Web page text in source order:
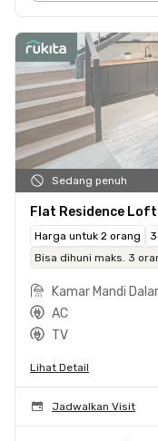
Sedang penuh
Flat Residence Loft
Harga untuk 2 orang
Bisa dihuni maks. 3
Kamar Mandi
AC
TV
Lihat Detail
Jadwalkan Visit